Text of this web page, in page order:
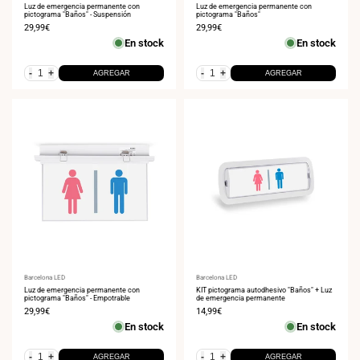
Luz de emergencia permanente con
pictograma "Baños" - Suspensión
Precio
29,99€
En stock
- + AGREGAR
Luz de emergencia permanente con
pictograma "Baños"
Precio
29,99€
En stock
- + AGREGAR
Proveedor:
Barcelona LED
Luz de emergencia permanente con
pictograma "Baños" - Empotrable
Precio
29,99€
En stock
- + AGREGAR
Proveedor:
Barcelona LED
KIT pictograma autodhesivo "Baños" + Luz
de emergencia permanente
Precio
14,99€
En stock
- + AGREGAR